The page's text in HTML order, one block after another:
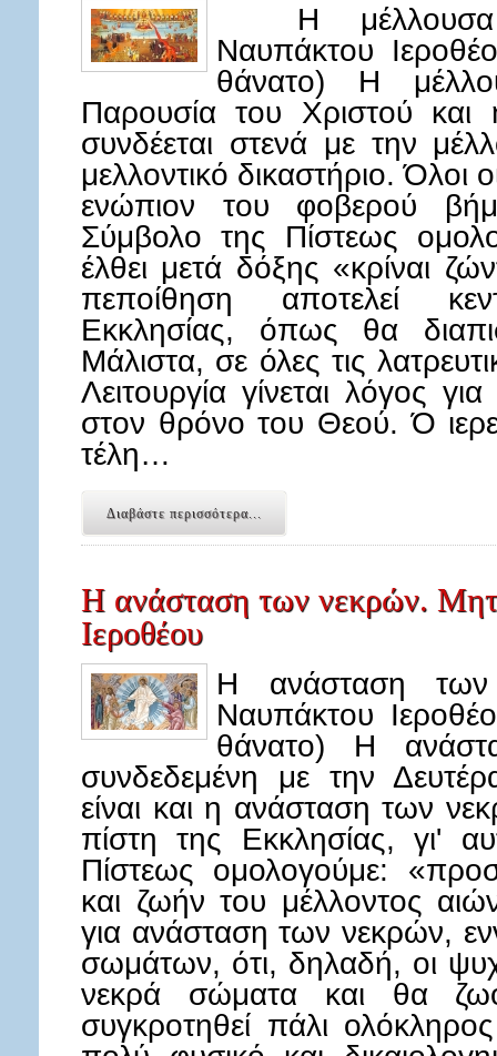
Η μέλλουσα
Ναυπάκτου
θάνατο) Η
Παρουσία του Χριστού
συνδέεται στενά με την
μελλοντικό δικαστήριο.
ενώπιον του φοβερού
Σύμβολο της Πίστεως
έλθει μετά δόξης «κρίναι
πεποίθηση αποτελεί
Εκκλησίας, όπως θα
Μάλιστα, σε όλες τις
Λειτουργία γίνεται λόγος
στον θρόνο του Θεού. Ό
τέλη…
Διαβάστε περισσότερα...
Η ανάσταση των νεκρών.
Ιεροθέου
Η ανάσταση των
Ναυπάκτου
θάνατο) Η
συνδεδεμένη με την
είναι και η ανάσταση των
πίστη της Εκκλησίας, γι'
Πίστεως ομολογούμε:
και ζωήν του μέλλοντος
για ανάσταση των νεκρών,
σωμάτων, ότι, δηλαδή, οι
νεκρά σώματα και θα
συγκροτηθεί πάλι